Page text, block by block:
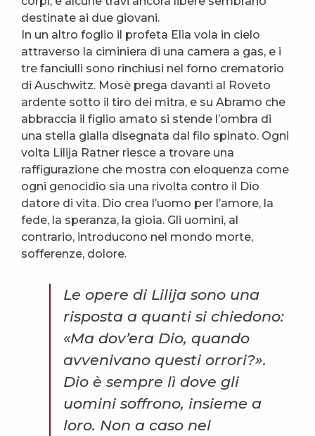
destinate ai due giovani.
In un altro foglio il profeta Elia vola in cielo
attraverso la ciminiera di una camera a gas, e i
tre fanciulli sono rinchiusi nel forno crematorio
di Auschwitz. Mosè prega davanti al Roveto
ardente sotto il tiro dei mitra, e su Abramo che
abbraccia il figlio amato si stende l’ombra di
una stella gialla disegnata dal filo spinato. Ogni
volta Lilija Ratner riesce a trovare una
raffigurazione che mostra con eloquenza come
ogni genocidio sia una rivolta contro il Dio
datore di vita. Dio crea l’uomo per l’amore, la
fede, la speranza, la gioia. Gli uomini, al
contrario, introducono nel mondo morte,
sofferenze, dolore.
Le opere di Lilija sono una
risposta a quanti si chiedono:
«Ma dov’era Dio, quando
avvenivano questi orrori?».
Dio è sempre lì dove gli
uomini soffrono, insieme a
loro. Non a caso nel